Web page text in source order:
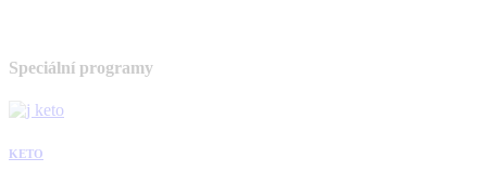
Speciální programy
KETO